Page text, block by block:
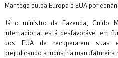
Mantega culpa Europa e EUA por
Já o ministro da Fazenda, Guido
internacional está desfavorável em
dos EUA de recuperarem suas
prejudicando a indústria